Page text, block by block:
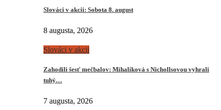
Slováci v akcii: Sobota 8. august
8 augusta, 2026
Slováci v akcii
Zahodili šesť mečbalov: Mihalíková s Nichollsovou vyhrali
tuhý…
7 augusta, 2026